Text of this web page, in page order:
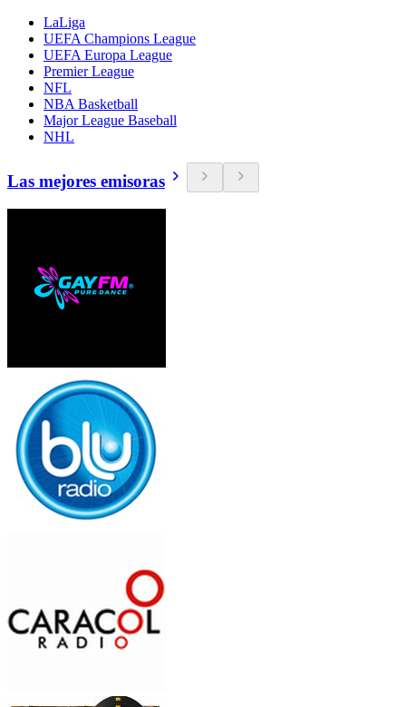
LaLiga
UEFA Champions League
UEFA Europa League
Premier League
NFL
NBA Basketball
Major League Baseball
NHL
Las mejores emisoras